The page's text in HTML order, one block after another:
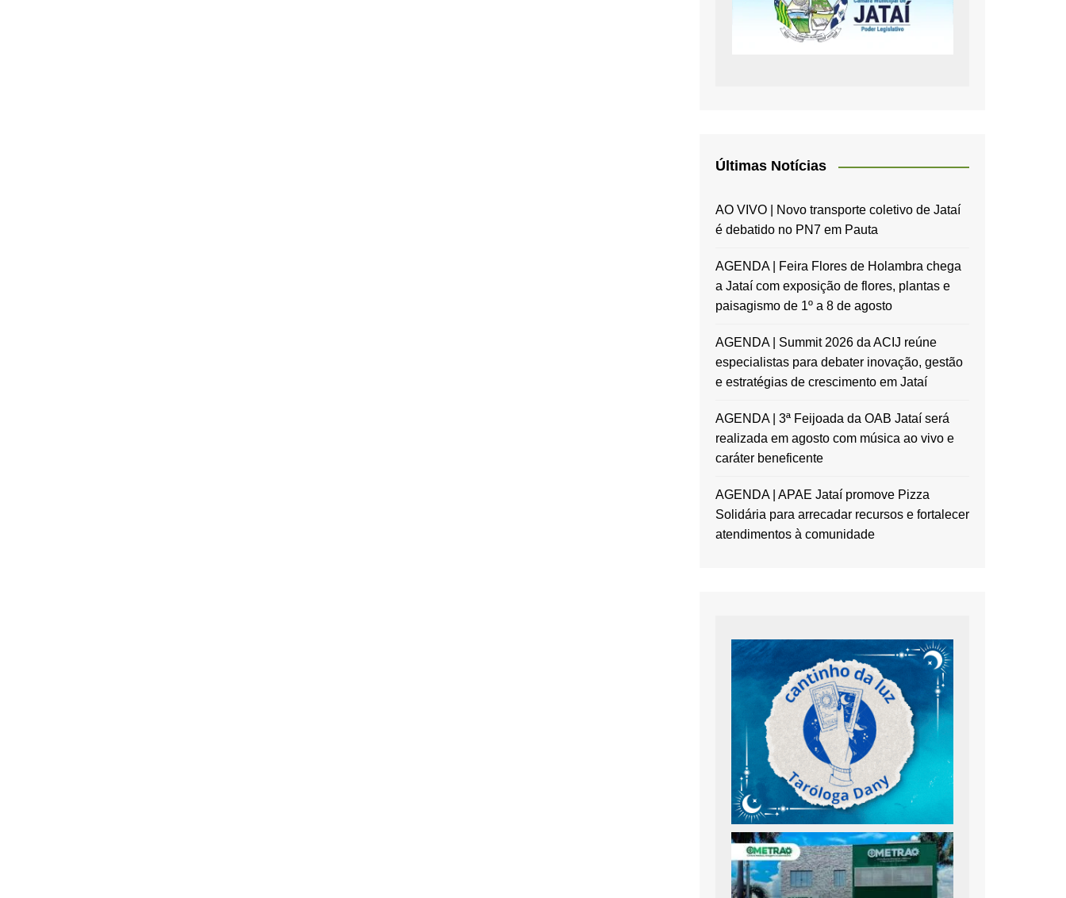
Últimas Notícias
AO VIVO | Novo transporte coletivo de Jataí
é debatido no PN7 em Pauta
AGENDA | Feira Flores de Holambra chega
a Jataí com exposição de flores, plantas e
paisagismo de 1º a 8 de agosto
AGENDA | Summit 2026 da ACIJ reúne
especialistas para debater inovação, gestão
e estratégias de crescimento em Jataí
AGENDA | 3ª Feijoada da OAB Jataí será
realizada em agosto com música ao vivo e
caráter beneficente
AGENDA | APAE Jataí promove Pizza
Solidária para arrecadar recursos e fortalecer
atendimentos à comunidade